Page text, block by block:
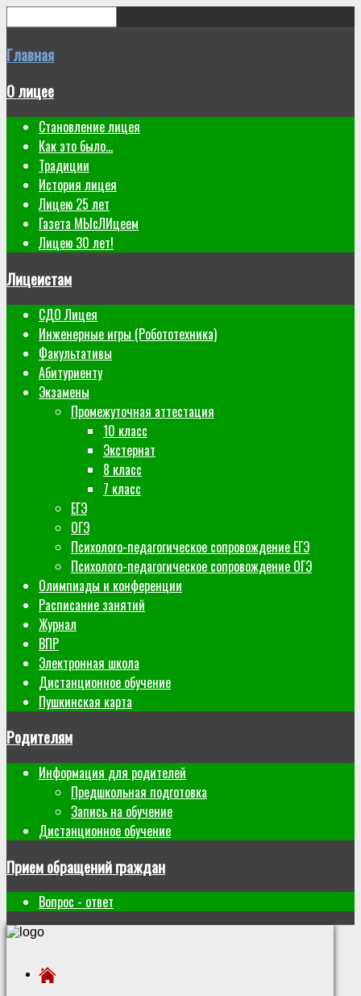
Главная
О лицее
Становление лицея
Как это было...
Традиции
История лицея
Лицею 25 лет
Газета МЫсЛИцеем
Лицею 30 лет!
Лицеистам
СДО Лицея
Инженерные игры (Робототехника)
Факультативы
Абитуриенту
Экзамены
Промежуточная аттестация
10 класс
Экстернат
8 класс
7 класс
ЕГЭ
ОГЭ
Психолого-педагогическое сопровождение ЕГЭ
Психолого-педагогическое сопровождение ОГЭ
Олимпиады и конференции
Расписание занятий
Журнал
ВПР
Электронная школа
Дистанционное обучение
Пушкинская карта
Родителям
Информация для родителей
Предшкольная подготовка
Запись на обучение
Дистанционное обучение
Прием обращений граждан
Вопрос - ответ